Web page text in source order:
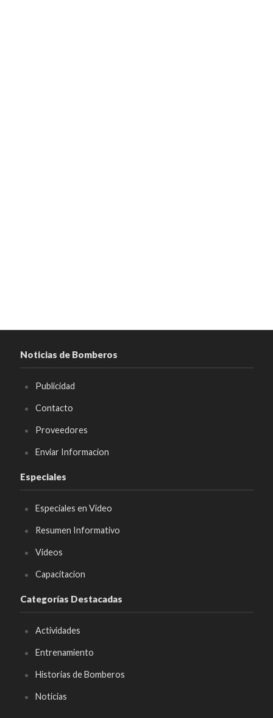
Noticias de Bomberos
Publicidad
Contacto
Proveedores
Enviar Informacion
Especiales
Especiales en Video
Resumen Informativo
Videos
Capacitacion
Categorías Destacadas
Actividades
Entrenamiento
Historias de Bomberos
Noticias